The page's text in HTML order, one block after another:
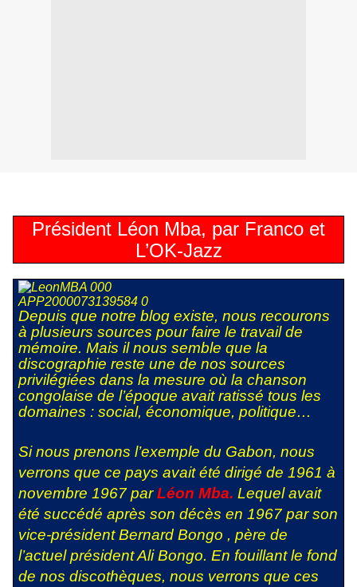
Président Léon Mba, par Franco et
L’OK-Jazz
Depuis que notre blog existe, nous recourons
à plusieurs sources pour faire le travail de
mémoire. Mais il nous semble que la
discographie reste une de nos sources
privilégiées dans la mesure où la chanson
congolaise de l’époque avait ratissé tous les
domaines : social, économique, politique…
Si nous prenons l’exemple du Gabon, nous
verrons que ce pays avait été dirigé de 1961 à
novembre 1967 parLéon Mba. Lequel avait
été succédé après son décès en 1967 par son
vice-président Bernard Bongo , père de
l’actuel président Ali Bongo. En fouillant le fond
de nos discothèques, nous verrons que ces